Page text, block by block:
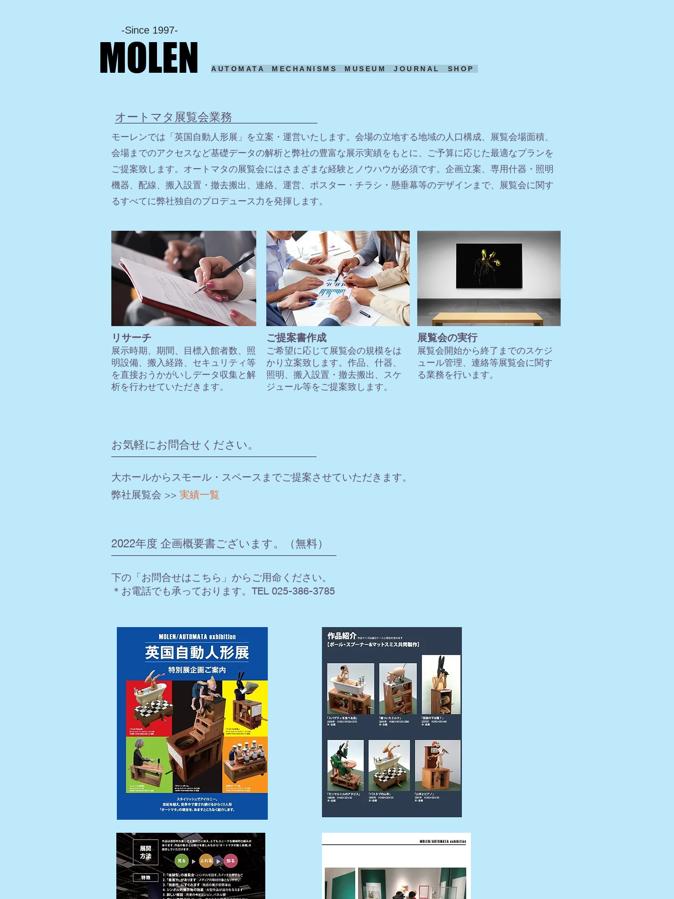
-Since 1997-
MOLEN AUTOMATA MECHANISMS MUSEUM JOURNAL SHOP
オートマタ展覧会業務
モーレンでは「英国自動人形展」を立案・運営いたします。会場の立地する地域の人口構成、展覧会場面積、
会場までのアクセスなど基礎データの解析と弊社の豊富な展示実績をもとに、ご予算に応じた最適なプランを
ご提案致します。オートマタの展覧会にはさまざまな経験とノウハウが必須です。企画立案、専用什器・照明
機器、配線、搬入設置・撤去搬出、連絡、運営、ポスター・チラシ・懸垂幕等のデザインまで、展覧会に関す
るすべてに弊社独自のプロデュース力を発揮します。
リサーチ
展示時期、期間、目標入館者数、照
明設備、搬入経路、セキュリティ等
を直接おうかがいしデータ収集と解
析を行わせていただきます。
ご提案書作成
ご希望に応じて展覧会の規模をは
かり立案致します。作品、什器、
照明、搬入設置・撤去搬出、スケ
ジュール等をご提案致します。
展覧会の実行
展覧会開始から終了までのスケジ
ュール管理、連絡等展覧会に関す
る業務を行います。
お気軽にお問合せください。
大ホールからスモール・スペースまでご提案させていただきます。
弊社展覧会 >> 実績一覧
2022年度 企画概要書ございます。（無料）
下の「お問合せはこちら」からご用命ください。
＊お電話でも承っております。TEL 025-386-3785